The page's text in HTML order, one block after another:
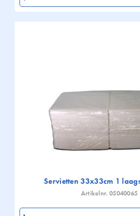
Servietten 33x33cm 1
Artikelnr. 05040065